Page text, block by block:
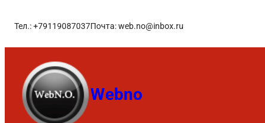
Тел.: +79119087037Почта: web.no@inbox.ru
Webno